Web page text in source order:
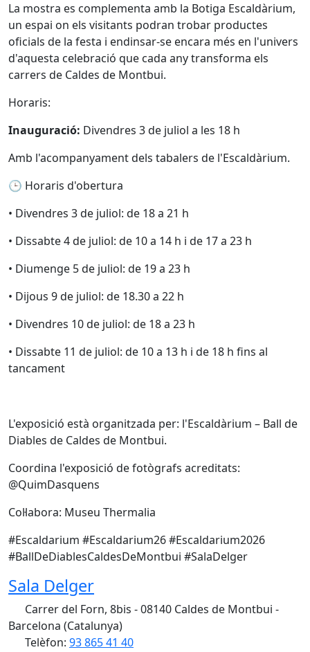
La mostra es complementa amb la Botiga Escaldàrium,
un espai on els visitants podran trobar productes
oficials de la festa i endinsar-se encara més en l'univers
d'aquesta celebració que cada any transforma els
carrers de Caldes de Montbui.
Horaris:
Inauguració: Divendres 3 de juliol a les 18 h
Amb l'acompanyament dels tabalers de l'Escaldàrium.
🕒 Horaris d'obertura
• Divendres 3 de juliol: de 18 a 21 h
• Dissabte 4 de juliol: de 10 a 14 h i de 17 a 23 h
• Diumenge 5 de juliol: de 19 a 23 h
• Dijous 9 de juliol: de 18.30 a 22 h
• Divendres 10 de juliol: de 18 a 23 h
• Dissabte 11 de juliol: de 10 a 13 h i de 18 h fins al
tancament
L'exposició està organitzada per: l'Escaldàrium – Ball de
Diables de Caldes de Montbui.
Coordina l'exposició de fotògrafs acreditats:
@QuimDasquens
Col·labora: Museu Thermalia
#Escaldarium #Escaldarium26 #Escaldarium2026
#BallDeDiablesCaldesDeMontbui #SalaDelger
Sala Delger
Carrer del Forn, 8bis - 08140 Caldes de Montbui -
Barcelona (Catalunya)
Telèfon: 93 865 41 40